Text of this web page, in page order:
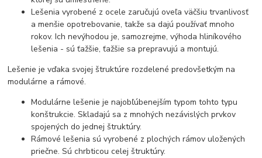
Lešenia vyrobené z ocele zaručujú oveľa väčšiu trvanlivosť
a menšie opotrebovanie, takže sa dajú používať mnoho
rokov. Ich nevýhodou je, samozrejme, výhoda hliníkového
lešenia - sú ťažšie, ťažšie sa prepravujú a montujú.
Lešenie je vďaka svojej štruktúre rozdelené predovšetkým na
modulárne a rámové.
Modulárne lešenie je najobľúbenejším typom tohto typu
konštrukcie. Skladajú sa z mnohých nezávislých prvkov
spojených do jednej štruktúry.
Rámové lešenia sú vyrobené z plochých rámov uložených
priečne. Sú chrbticou celej štruktúry.